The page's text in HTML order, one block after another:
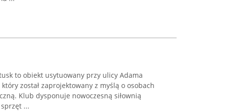
to obiekt usytuowany przy ulicy Adama
został zaprojektowany z myślą o osobach
Klub dysponuje nowoczesną siłownią
...